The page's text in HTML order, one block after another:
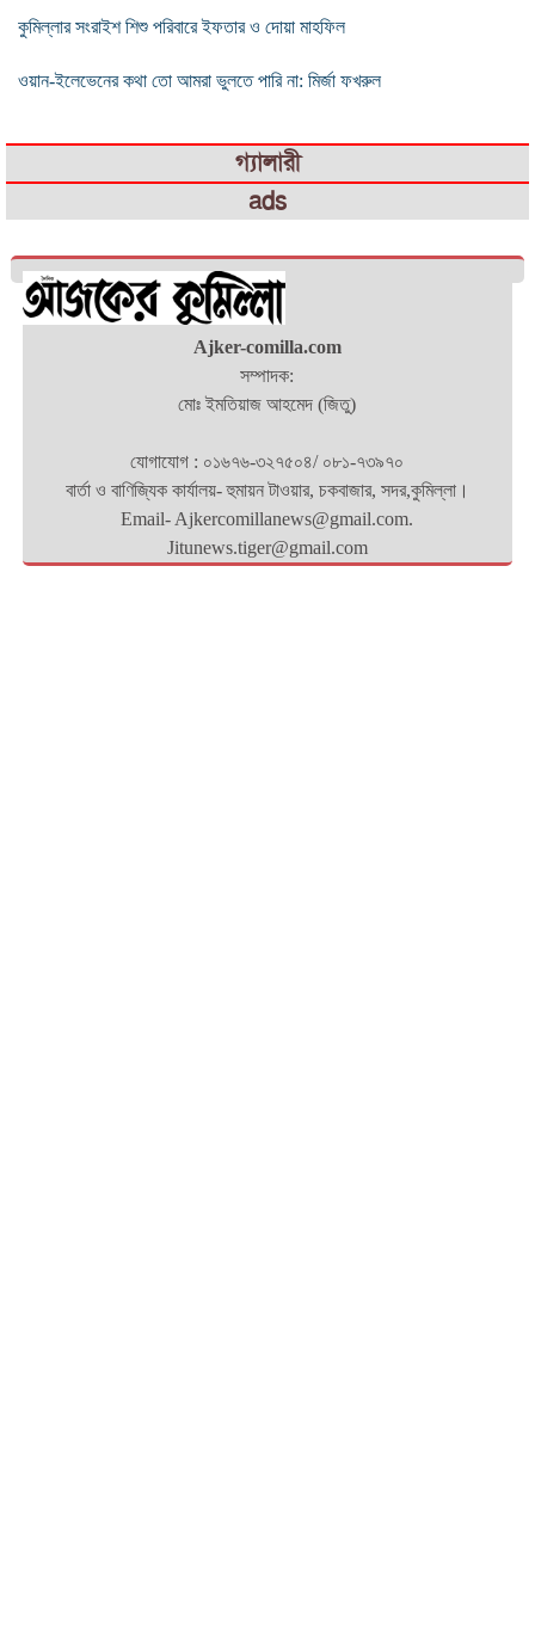
কুমিল্লার সংরাইশ শিশু পরিবারে ইফতার ও দোয়া মাহফিল
ওয়ান-ইলেভেনের কথা তো আমরা ভুলতে পারি না: মির্জা ফখরুল
গ্যালারী
ads
Ajker-comilla.com
সম্পাদক:
মোঃ ইমতিয়াজ আহমেদ (জিতু)
যোগাযোগ : ০১৬৭৬-৩২৭৫০৪/ ০৮১-৭৩৯৭০
বার্তা ও বাণিজ্যিক কার্যালয়- হুমায়ন টাওয়ার, চকবাজার, সদর,কুমিল্লা।
Email- Ajkercomillanews@gmail.com.
Jitunews.tiger@gmail.com